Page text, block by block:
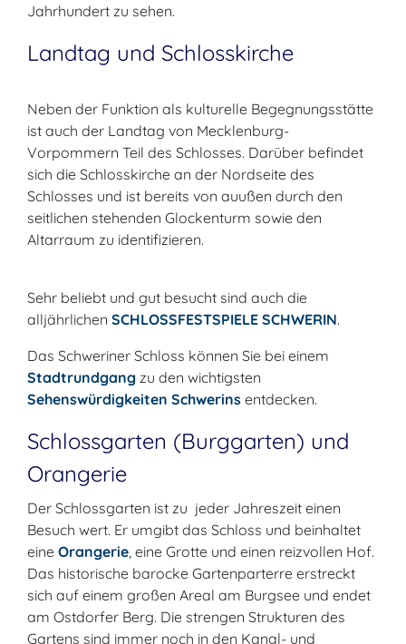
Jahrhundert zu sehen.
Landtag und Schlosskirche
Neben der Funktion als kulturelle Begegnungsstätte
ist auch der Landtag von Mecklenburg-
Vorpommern Teil des Schlosses. Darüber befindet
sich die Schlosskirche an der Nordseite des
Schlosses und ist bereits von auußen durch den
seitlichen stehenden Glockenturm sowie den
Altarraum zu identifizieren.
Sehr beliebt und gut besucht sind auch die
alljährlichen SCHLOSSFESTSPIELE SCHWERIN.
Das Schweriner Schloss können Sie bei einem
Stadtrundgang zu den wichtigsten
Sehenswürdigkeiten Schwerins entdecken.
Schlossgarten (Burggarten) und
Orangerie
Der Schlossgarten ist zu jeder Jahreszeit einen
Besuch wert. Er umgibt das Schloss und beinhaltet
eine Orangerie, eine Grotte und einen reizvollen Hof.
Das historische barocke Gartenparterre erstreckt
sich auf einem großen Areal am Burgsee und endet
am Ostdorfer Berg. Die strengen Strukturen des
Gartens sind immer noch in den Kanal- und